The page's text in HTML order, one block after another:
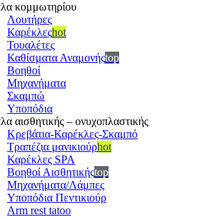
κομμωτηρίου
Λουτήρες
Καρέκλεςhot
Τουαλέτες
Καθίσματα Αναμονήςtop
Βοηθοί
Μηχανήματα
Σκαμπώ
Υποπόδια
αισθητικής – ονυχοπλαστικής
Κρεβάτια-Καρέκλες-Σκαμπό
Τραπέζια μανικιούρhot
Καρέκλες SPA
Βοηθοί Αισθητικήςtop
Μηχανήματα/Λάμπες
Υποπόδια Πεντικιούρ
Arm rest tatoo